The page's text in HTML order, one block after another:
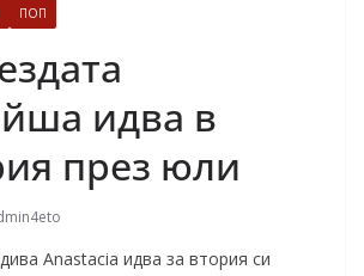
ПОП
идва в
през юли
Anastacia идва за втория си